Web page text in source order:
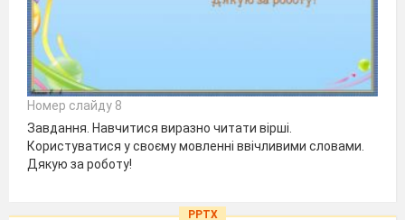
Номер слайду 8
Завдання. Навчитися виразно читати вірші.
Користуватися у своєму мовленні ввічливими словами.
Дякую за роботу!
PPTX